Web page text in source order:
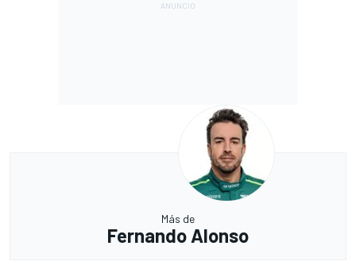
Más de
Fernando Alonso